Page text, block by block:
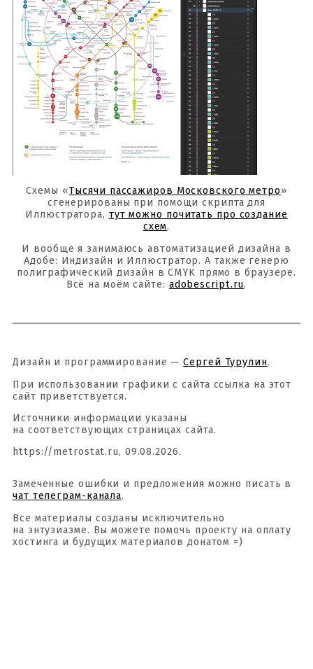
Схемы «Тысячи пассажиров Московского метро»
сгенерированы при помощи скрипта для
Иллюстратора, тут можно почитать про создание
схем.
И вообще я занимаюсь автоматизацией дизайна в
Адобе: Индизайн и Иллюстратор. А также генерю
полиграфический дизайн в CMYK прямо в браузере.
Всё на моём сайте: adobescript.ru.
Дизайн и программирование —Сергей Турулин.
При использовании графики с сайта ссылка на этот
сайт приветствуется.
Источники информации указаны
на соответствующих страницах сайта.
https://metrostat.ru, 09.08.2026.
Замеченные ошибки и предложения можно писать в
чат телеграм-канала.
Все материалы созданы исключительно
на энтузиазме. Вы можете помочь проекту на оплату
хостинга и будущих материалов донатом =)